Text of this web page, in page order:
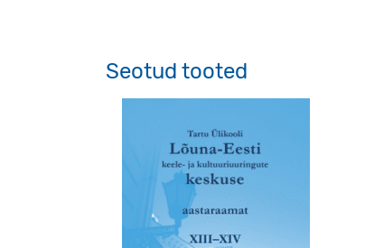
Seotud tooted